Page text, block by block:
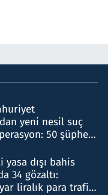
yeni nesil suç
50 şüpheli
dışı bahis
34 gözaltı:
liralık para trafiği